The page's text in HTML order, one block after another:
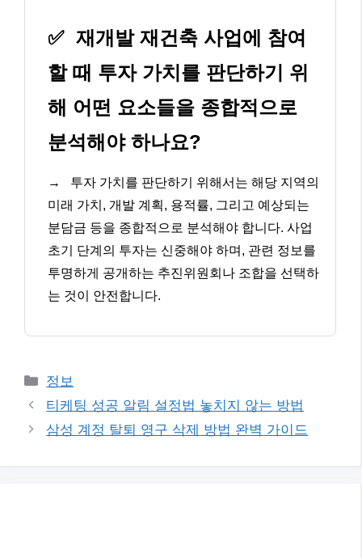
✅ 재개발 재건축 사업에 참여
할 때 투자 가치를 판단하기 위
해 어떤 요소들을 종합적으로
분석해야 하나요?
→
투자 가치를 판단하기 위해서는 해당 지역의
미래 가치, 개발 계획, 용적률, 그리고 예상되는
분담금 등을 종합적으로 분석해야 합니다. 사업
초기 단계의 투자는 신중해야 하며, 관련 정보를
투명하게 공개하는 추진위원회나 조합을 선택하
는 것이 안전합니다.
카
테
고
리
정보
티케팅 성공 알림 설정법 놓치지 않는 방법
삼성 계정 탈퇴 영구 삭제 방법 완벽 가이드